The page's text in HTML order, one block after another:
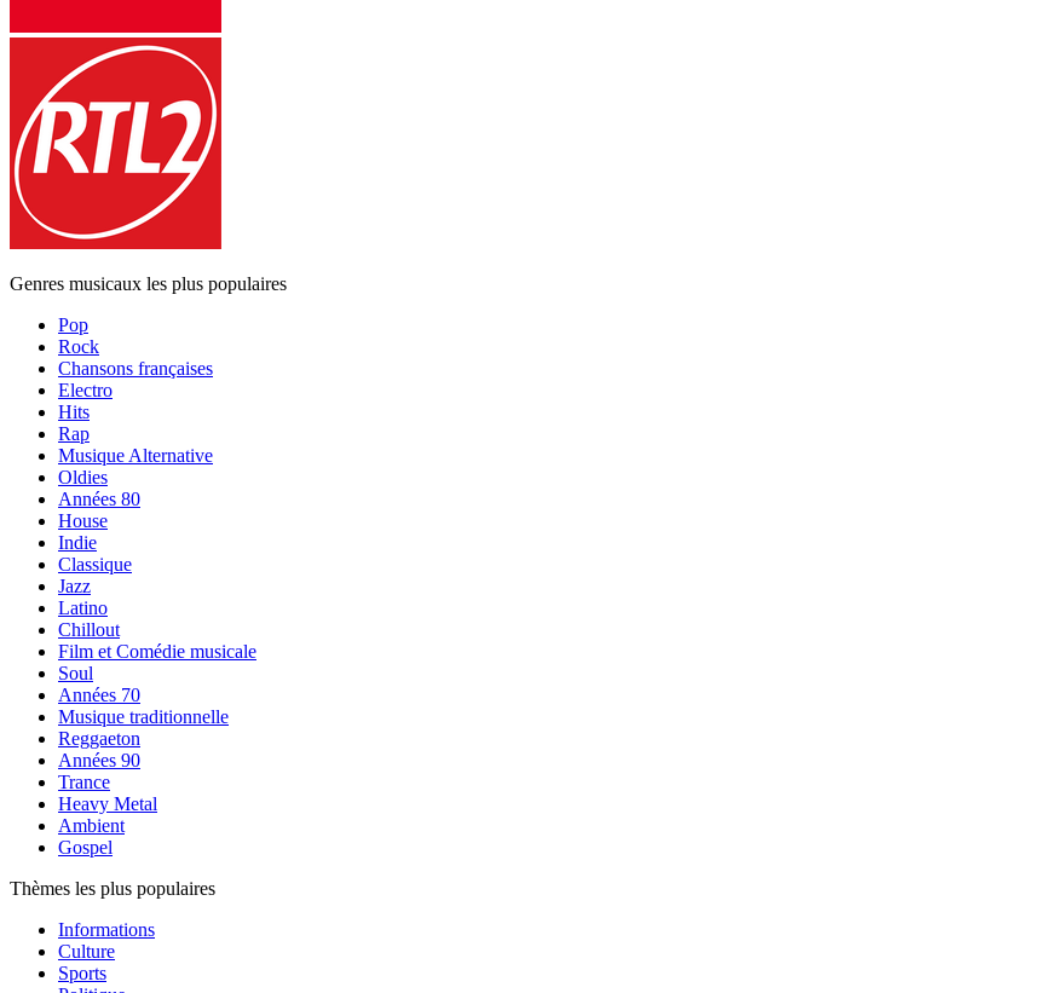
Genres musicaux les plus populaires
Pop
Rock
Chansons françaises
Electro
Hits
Rap
Musique Alternative
Oldies
Années 80
House
Indie
Classique
Jazz
Latino
Chillout
Film et Comédie musicale
Soul
Années 70
Musique traditionnelle
Reggaeton
Années 90
Trance
Heavy Metal
Ambient
Gospel
Thèmes les plus populaires
Informations
Culture
Sports